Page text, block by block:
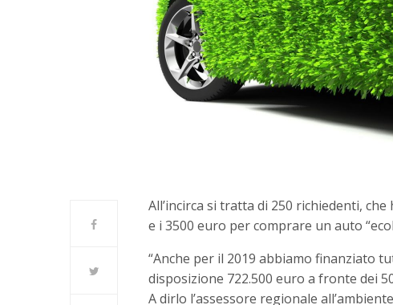
All’incirca si tratta di 250 richiedenti,
e i 3500 euro per comprare un auto
“Anche per il 2019 abbiamo finanziato
disposizione 722.500 euro a fronte dei
A dirlo l’assessore regionale